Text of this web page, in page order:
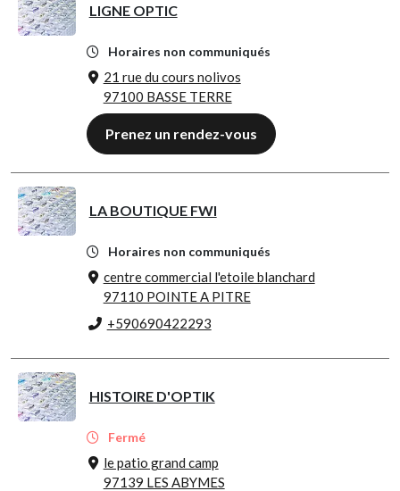
LIGNE OPTIC
Horaires non communiqués
21 rue du cours nolivos
97100 BASSE TERRE
Prenez un rendez-vous
LA BOUTIQUE FWI
Horaires non communiqués
centre commercial l'etoile blanchard
97110 POINTE A PITRE
+590690422293
HISTOIRE D'OPTIK
Fermé
le patio grand camp
97139 LES ABYMES